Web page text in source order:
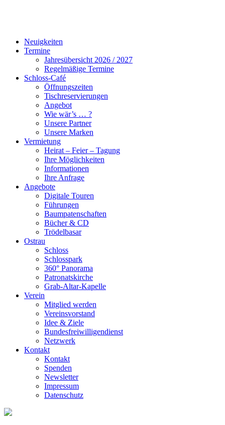
Neuigkeiten
Termine
Jahresübersicht 2026 / 2027
Regelmäßige Termine
Schloss-Café
Öffnungszeiten
Tischreservierungen
Angebot
Wie wär’s … ?
Unsere Partner
Unsere Marken
Vermietung
Heirat – Feier – Tagung
Ihre Möglichkeiten
Informationen
Ihre Anfrage
Angebote
Digitale Touren
Führungen
Baumpatenschaften
Bücher & CD
Trödelbasar
Ostrau
Schloss
Schlosspark
360° Panorama
Patronatskirche
Grab-Altar-Kapelle
Verein
Mitglied werden
Vereinsvorstand
Idee & Ziele
Bundesfreiwilligendienst
Netzwerk
Kontakt
Kontakt
Spenden
Newsletter
Impressum
Datenschutz